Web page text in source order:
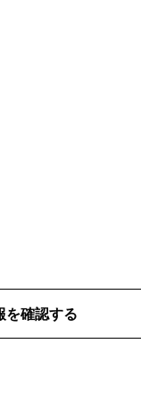
を確認する